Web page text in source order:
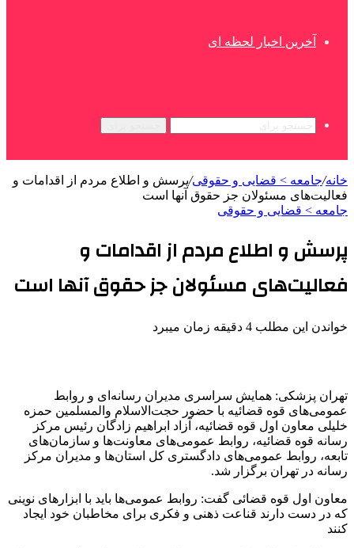
آخرین اخبار لحظه ای
خانه/جامعه > قضایی و حقوقی/پرسش و اطلاع مردم از اقدامات و
فعالیت‌های مسئولان جز حقوق آنها است
جامعه > قضایی و حقوقی
پرسش و اطلاع مردم از اقدامات و
فعالیت‌های مسئولان جز حقوق آنها است
خواندن این مطلب 4 دقیقه زمان میبرد
تهران پزشکی: همایش سراسری مدیران رسانه‌ای و روابط
عمومی‌های قوه قضائیه با حضور حجت‌الاسلام والمسلمین حمزه
خلیلی معاون اول قوه قضائیه، آزاد ابراهیم زادگان رئیس مرکز
رسانه قوه قضائیه، روابط عمومی‌های معاونت‌ها و سازمان‌های
تابعه، روابط عمومی‌های دادگستری کل استان‌ها و مدیران مرکز
رسانه در تهران برگزار شد.
معاون اول قوه قضائی گفت: روابط عمومی‌ها باید با ابزارهای نوینی
که در دست دارند قناعت ذهنی و فکری برای مخاطبان خود ایجاد
کنند